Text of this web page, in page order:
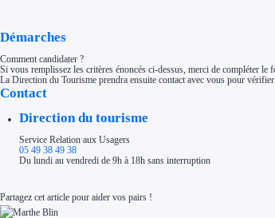
Démarches
Comment candidater ?
Si vous remplissez les critères énoncés ci-dessus, merci de compléter
La Direction du Tourisme prendra ensuite contact avec vous pour
Contact
Direction du tourisme
Service Relation aux Usagers
05 49 38 49 38
Du lundi au vendredi de 9h à 18h sans interruption
Partagez cet article pour aider vos pairs !